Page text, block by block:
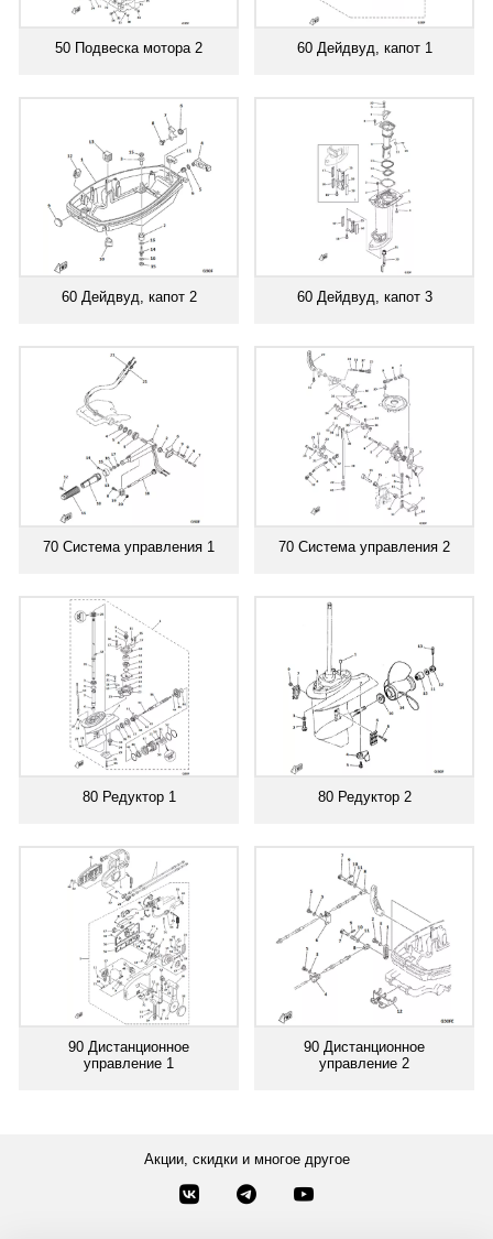
50 Подвеска мотора 2 60 Дейдвуд, капот 1
60 Дейдвуд, капот 2 60 Дейдвуд, капот 3
70 Система управления 1 70 Система управления 2
80 Редуктор 1 80 Редуктор 2
90 Дистанционное
управление 1
90 Дистанционное
управление 2
Акции, скидки и многое другое